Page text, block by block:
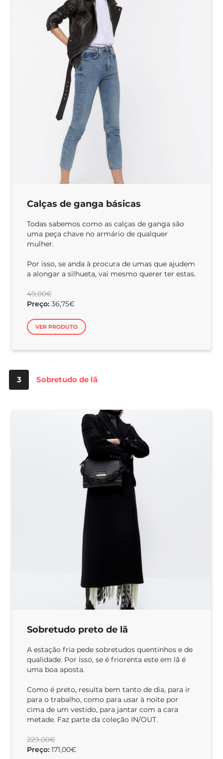
Calças de ganga básicas
Todas sabemos como as calças de ganga são
uma peça chave no armário de qualquer
mulher.
Por isso, se anda à procura de umas que ajudem
a alongar a silhueta, vai mesmo querer ter estas.
49,00€
Preço: 36,75€
VER PRODUTO
3 Sobretudo de lã
Sobretudo preto de lã
A estação fria pede sobretudos quentinhos e de
qualidade. Por isso, se é friorenta este em lã é
uma boa aposta.
Como é preto, resulta bem tanto de dia, para ir
para o trabalho, como para usar à noite por
cima de um vestido, para jantar com a cara
metade. Faz parte da coleção IN/OUT.
229,00€
Preço: 171,00€